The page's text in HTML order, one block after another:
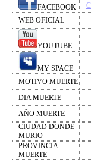
FACEBOOK
WEB OFICIAL
YOUTUBE
MY SPACE
MOTIVO MUERTE
DIA MUERTE
AÑO MUERTE
CIUDAD DONDE
MURIO
PROVINCIA
MUERTE